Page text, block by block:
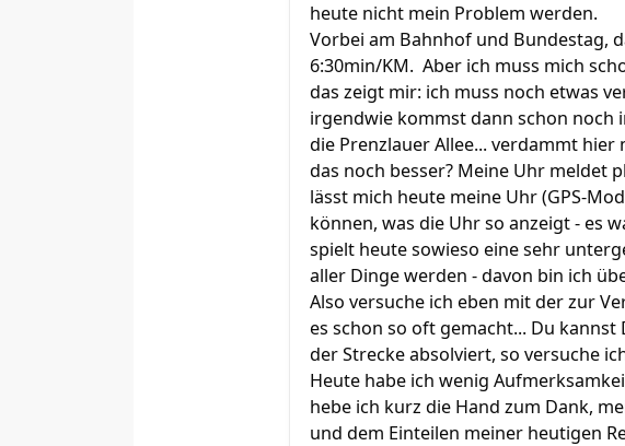
heute nicht mein Problem werden.
Vorbei am Bahnhof und Bundestag,
6:30min/KM. Aber ich muss mich
das zeigt mir: ich muss noch etwas
irgendwie kommst dann schon noch
die Prenzlauer Allee... verdammt
das noch besser? Meine Uhr meldet
lässt mich heute meine Uhr (GPS-
können, was die Uhr so anzeigt - es
spielt heute sowieso eine sehr
aller Dinge werden - davon bin ich
Also versuche ich eben mit der zur
es schon so oft gemacht... Du kannst
der Strecke absolviert, so versuche
Heute habe ich wenig
hebe ich kurz die Hand zum Dank,
und dem Einteilen meiner heutigen